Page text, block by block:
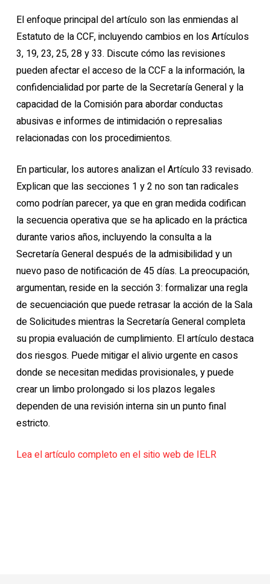
El enfoque principal del artículo son las enmiendas al
Estatuto de la CCF, incluyendo cambios en los Artículos
3, 19, 23, 25, 28 y 33. Discute cómo las revisiones
pueden afectar el acceso de la CCF a la información, la
confidencialidad por parte de la Secretaría General y la
capacidad de la Comisión para abordar conductas
abusivas e informes de intimidación o represalias
relacionadas con los procedimientos.
En particular, los autores analizan el Artículo 33 revisado.
Explican que las secciones 1 y 2 no son tan radicales
como podrían parecer, ya que en gran medida codifican
la secuencia operativa que se ha aplicado en la práctica
durante varios años, incluyendo la consulta a la
Secretaría General después de la admisibilidad y un
nuevo paso de notificación de 45 días. La preocupación,
argumentan, reside en la sección 3: formalizar una regla
de secuenciación que puede retrasar la acción de la Sala
de Solicitudes mientras la Secretaría General completa
su propia evaluación de cumplimiento. El artículo destaca
dos riesgos. Puede mitigar el alivio urgente en casos
donde se necesitan medidas provisionales, y puede
crear un limbo prolongado si los plazos legales
dependen de una revisión interna sin un punto final
estricto.
Lea el artículo completo en el sitio web de IELR